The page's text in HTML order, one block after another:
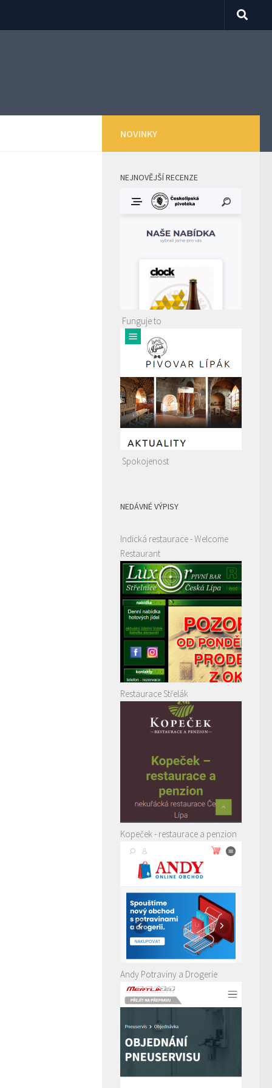
NOVINKY
NEJNOVĚJŠÍ RECENZE
Funguje to
Spokojenost
NEDÁVNÉ VÝPISY
Indická restaurace - Welcome
Restaurant
Restaurace Střelák
Kopeček - restaurace a penzion
Andy Potraviny a Drogerie